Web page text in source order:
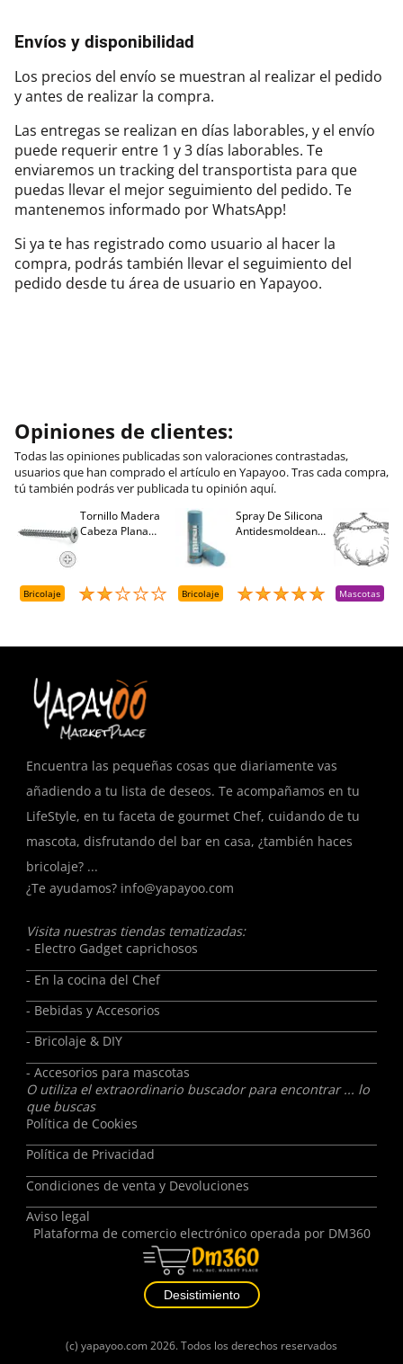
Envíos y disponibilidad
Los precios del envío se muestran al realizar el pedido
y antes de realizar la compra.
Las entregas se realizan en días laborables, y el envío
puede requerir entre 1 y 3 días laborables. Te
enviaremos un tracking del transportista para que
puedas llevar el mejor seguimiento del pedido. Te
mantenemos informado por WhatsApp!
Si ya te has registrado como usuario al hacer la
compra, podrás también llevar el seguimiento del
pedido desde tu área de usuario en Yapayoo.
Opiniones de clientes:
Todas las opiniones publicadas son valoraciones contrastadas,
usuarios que han comprado el artículo en Yapayoo. Tras cada compra,
tú también podrás ver publicada tu opinión aquí.
Tornillo Madera
Cabeza Plana
Bricolaje
Spray De Silicona
Antidesmoldeante
Bricolaje Mascotas
Encuentra las pequeñas cosas que diariamente vas
añadiendo a tu lista de deseos. Te acompañamos en tu
LifeStyle, en tu faceta de gourmet Chef, cuidando de tu
mascota, disfrutando del bar en casa, ¿también haces
bricolaje? ...
¿Te ayudamos? info@yapayoo.com
Visita nuestras tiendas tematizadas:
- Electro Gadget caprichosos
- En la cocina del Chef
- Bebidas y Accesorios
- Bricolaje & DIY
- Accesorios para mascotas
O utiliza el extraordinario buscador para encontrar ... lo
que buscas
Política de Cookies
Política de Privacidad
Condiciones de venta y Devoluciones
Aviso legal
Plataforma de comercio electrónico operada por DM360
Desistimiento
(c) yapayoo.com 2026. Todos los derechos reservados